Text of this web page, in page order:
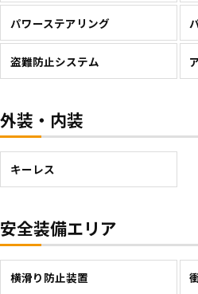
パワーステアリング
盗難防止システム
外装・内装
キーレス
安全装備エリア
横滑り防止装置